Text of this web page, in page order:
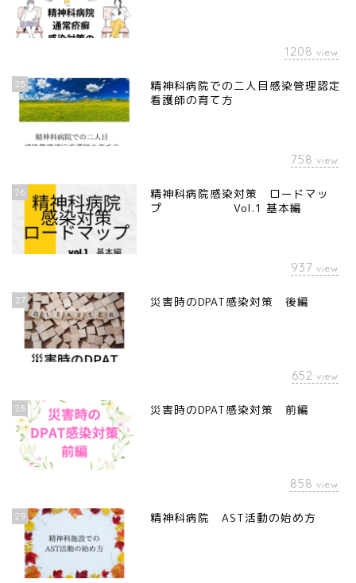
1208 view
25
精神科病院での二人目感染管理認定
看護師の育て方
758 view
26
精神科病院感染対策 ロードマッ
プ Vol.1 基本編
937 view
27 災害時のDPAT感染対策 後編
652 view
28 災害時のDPAT感染対策 前編
858 view
29 精神科病院 AST活動の始め方